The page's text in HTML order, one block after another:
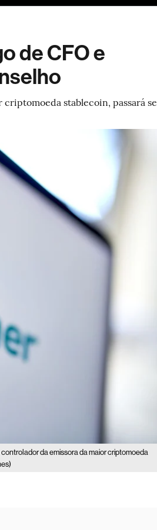
de CFO e
stablecoin, passará se
da emissora da maior criptomoeda